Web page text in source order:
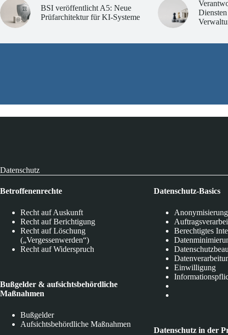
BSI veröffentlicht A5: Neue
Prüfarchitektur für KI-Systeme
Datenschutz
Betroffenenrechte
Recht auf Auskunft
Recht auf Berichtigung
Recht auf Löschung
(„Vergessenwerden“)
Recht auf Widerspruch
Bußgelder & aufsichtsbehördliche
Maßnahmen
Bußgelder
Aufsichtsbehördliche Maßnahmen
Datenschutz-Basics
Berechtigtes
Einwilligung
Datenschutz in der